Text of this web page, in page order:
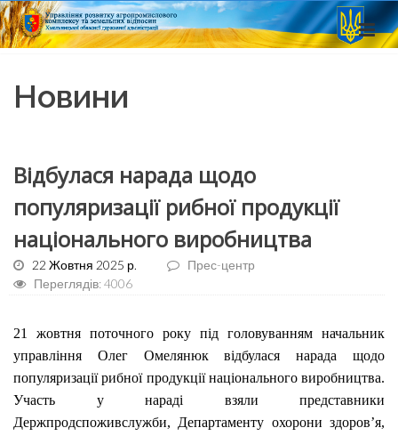
Новини
Відбулася нарада щодо
популяризації рибної продукції
національного виробництва
22 Жовтня 2025 р.
Прес-центр
Переглядів: 4006
21 жовтня поточного року під головуванням начальник
управління Олег Омелянюк відбулася нарада щодо
популяризації рибної продукції національного виробництва.
Участь у нараді взяли представники
Держпродспоживслужби, Департаменту охорони здоров’я,